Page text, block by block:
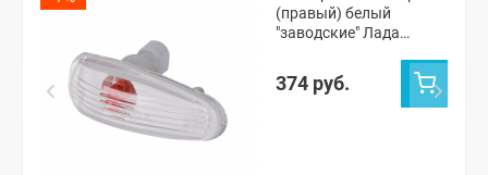
(правый) белый
"заводские" Лада
Приора, ВАЗ 2108-15
374 руб.